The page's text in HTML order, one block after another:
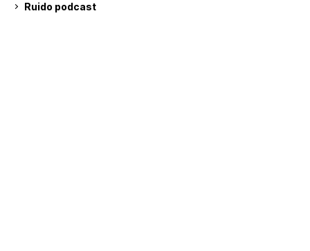
Ruido podcast